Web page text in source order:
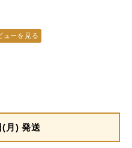
ューを見る
(月) 発送